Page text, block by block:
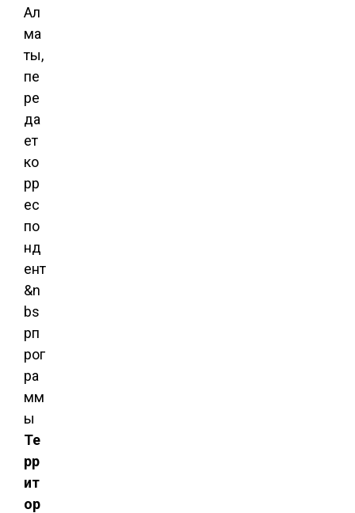
Ал
ма
ты,
пе
ре
да
ет
ко
рр
ес
по
нд
ент
&n
bs
pп
рог
ра
мм
ы
Те
рр
ит
ор